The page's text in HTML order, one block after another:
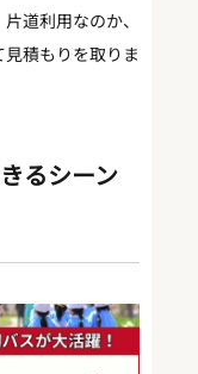
道利用なのか、
積もりを取りま
るシーン